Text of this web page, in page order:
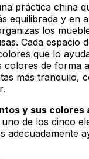
práctica china
equilibrada y en
los
Cada espacio
que lo
colores de forma
más tranquilo,
y sus colores
de los cinco
adecuadamente